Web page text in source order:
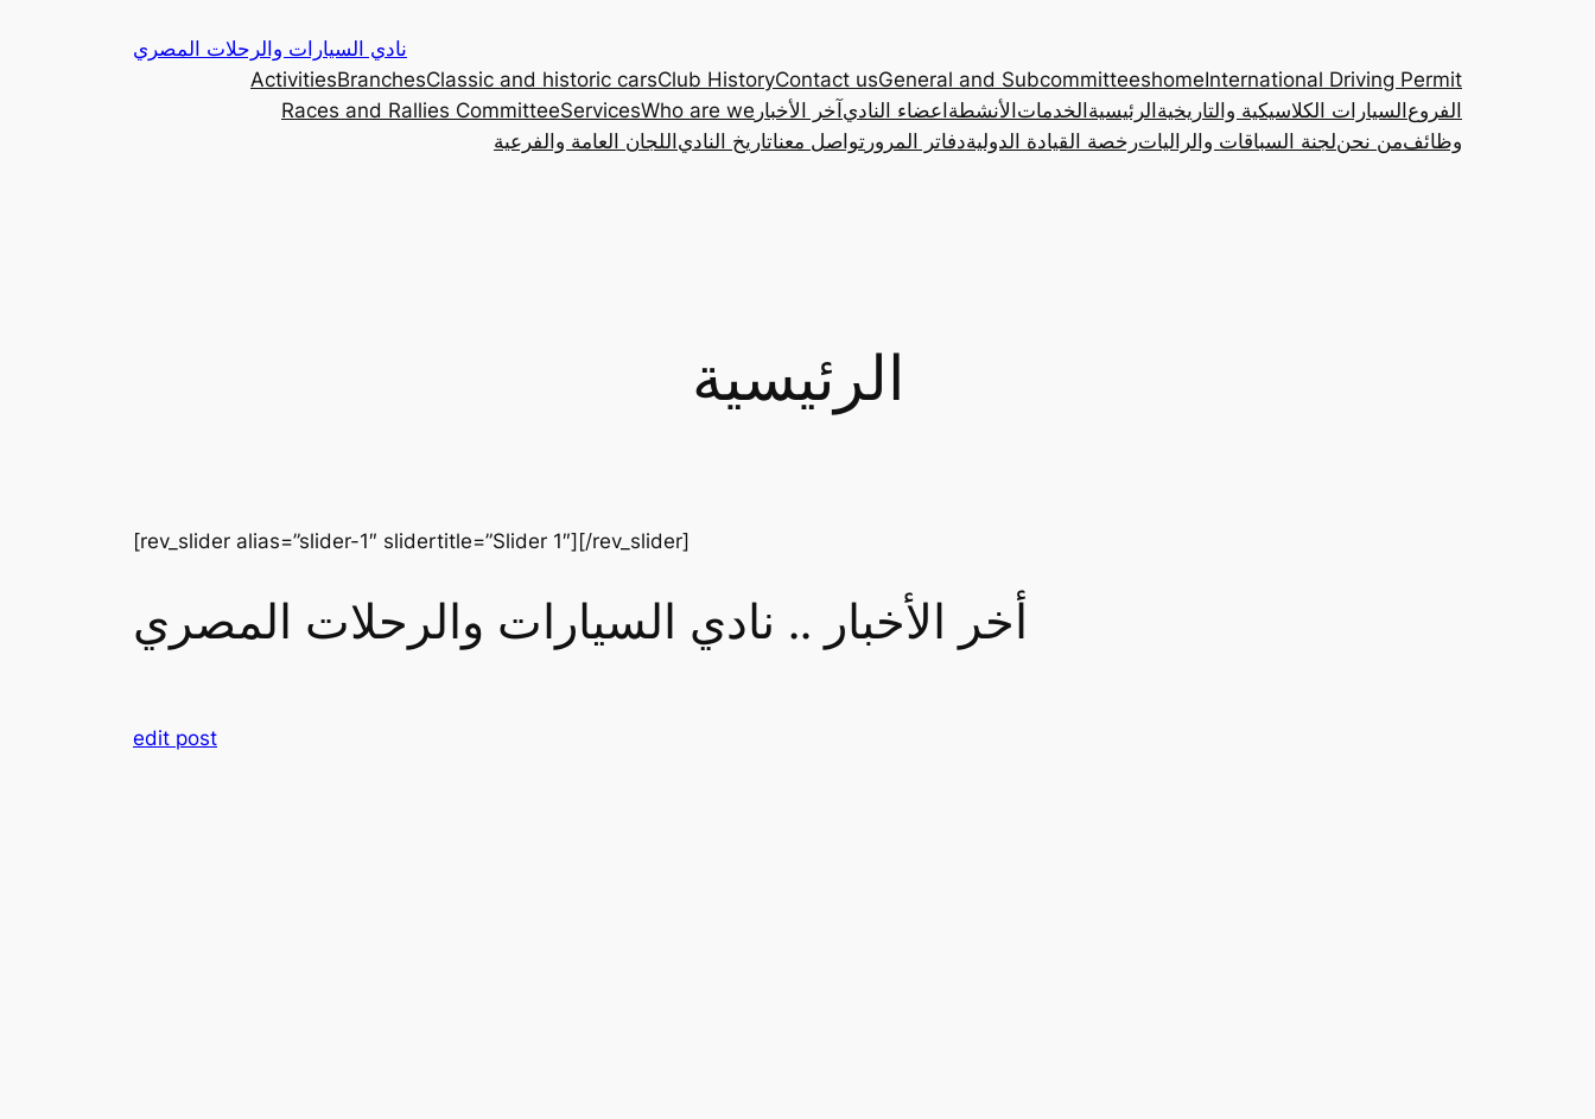
نادي السيارات والرحلات المصري
ActivitiesBranchesClassic and historic carsClub HistoryContact usGeneral and SubcommitteeshomeInternational Driving Permit
Races and Rallies CommitteeServicesWho are we آخر الأخبار اعضاء النادي الأنشطة الخدمات الرئيسية السيارات الكلاسيكية والتاريخية الفروع
اللجان العامة والفرعية تاريخ الناديتواصل معنا دفاتر المروررخصة القيادة الدوليةلجنة السباقات والرالياتمن نحنوظائف
الرئيسية
[rev_slider alias=”slider-1″ slidertitle=”Slider 1″][/rev_slider]
أخر الأخبار .. نادي السيارات والرحلات المصري
edit post